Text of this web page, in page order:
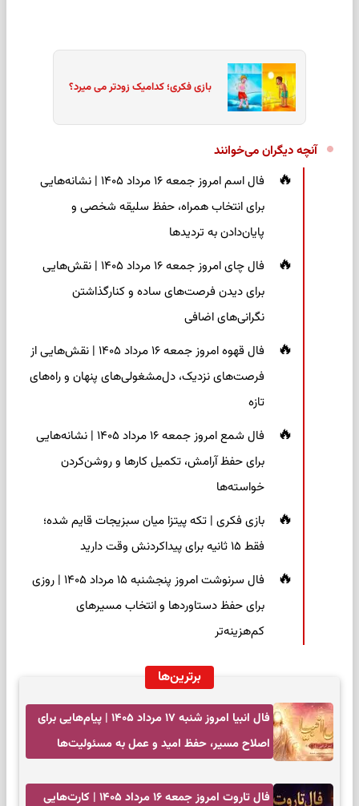
بازی فکری؛ کدامیک زودتر می میرد؟
آنچه دیگران می‌خوانند
فال اسم امروز جمعه ۱۶ مرداد ۱۴۰۵ | نشانه‌هایی
برای انتخاب همراه، حفظ سلیقه شخصی و
پایان‌دادن به تردیدها
فال چای امروز جمعه ۱۶ مرداد ۱۴۰۵ | نقش‌هایی
برای دیدن فرصت‌های ساده و کنارگذاشتن
نگرانی‌های اضافی
فال قهوه امروز جمعه ۱۶ مرداد ۱۴۰۵ | نقش‌هایی از
فرصت‌های نزدیک، دل‌مشغولی‌های پنهان و راه‌های
تازه
فال شمع امروز جمعه ۱۶ مرداد ۱۴۰۵ | نشانه‌هایی
برای حفظ آرامش، تکمیل کارها و روشن‌کردن
خواسته‌ها
بازی فکری | تکه پیتزا میان سبزیجات قایم شده؛
فقط ۱۵ ثانیه برای پیداکردنش وقت دارید
فال سرنوشت امروز پنجشنبه ۱۵ مرداد ۱۴۰۵ | روزی
برای حفظ دستاوردها و انتخاب مسیرهای
کم‌هزینه‌تر
برترین‌ها
فال انبیا امروز شنبه ۱۷ مرداد ۱۴۰۵ | پیام‌هایی برای
اصلاح مسیر، حفظ امید و عمل به مسئولیت‌ها
فال تاروت امروز جمعه ۱۶ مرداد ۱۴۰۵ | کارت‌هایی